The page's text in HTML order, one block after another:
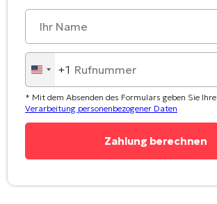
United
States
+1
+1
* Mit dem Absenden des Formulars geben Sie Ihre
Verarbeitung personenbezogener Daten